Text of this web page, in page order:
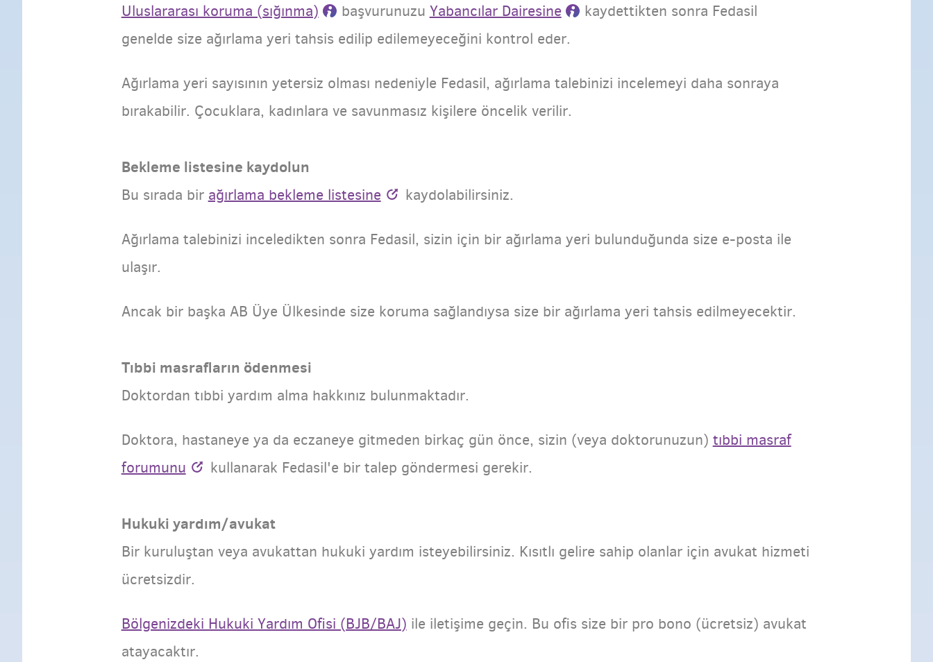
Uluslararası koruma (sığınma) başvurunuzu Yabancılar Dairesine
kaydettikten sonra Fedasil
genelde size ağırlama yeri tahsis edilip edilemeyeceğini kontrol eder.
Ağırlama yeri sayısının yetersiz olması nedeniyle Fedasil, ağırlama talebinizi incelemeyi daha sonraya
bırakabilir. Çocuklara, kadınlara ve savunmasız kişilere öncelik verilir.
Bekleme listesine kaydolun
Bu sırada bir ağırlama bekleme listesine kaydolabilirsiniz.
Ağırlama talebinizi inceledikten sonra Fedasil, sizin için bir ağırlama yeri bulunduğunda size e-posta ile
ulaşır.
Ancak bir başka AB Üye Ülkesinde size koruma sağlandıysa size bir ağırlama yeri tahsis edilmeyecektir.
Tıbbi masrafların ödenmesi
Doktordan tıbbi yardım alma hakkınız bulunmaktadır.
Doktora, hastaneye ya da eczaneye gitmeden birkaç gün önce, sizin (veya doktorunuzun) tıbbi masraf
forumunu
kullanarak Fedasil'e bir talep göndermesi gerekir.
Hukuki yardım/avukat
Bir kuruluştan veya avukattan hukuki yardım isteyebilirsiniz. Kısıtlı gelire sahip olanlar için avukat hizmeti
ücretsizdir.
Bölgenizdeki Hukuki Yardım Ofisi (BJB/BAJ) ile iletişime geçin. Bu ofis size bir pro bono (ücretsiz) avukat
atayacaktır.